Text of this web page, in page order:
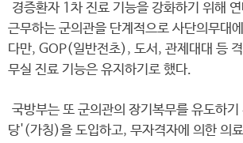
경증환자 1차 진료 기능을 강화하기 위해 연
근무하는 군의관을 단계적으로 사단의무대
다만, GOP(일반전초), 도서, 관제대대 등
무실 진료 기능은 유지하기로 했다.
국방부는 또 군의관의 장기복무를 유도하
당'(가칭)을 도입하고, 무자격자에 의한 의